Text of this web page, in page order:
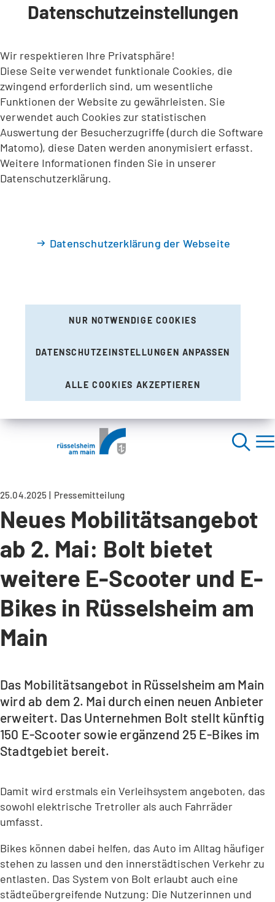
INHALT ANSPRINGEN
Datenschutzeinstellungen
Wir respektieren Ihre Privatsphäre!
Diese Seite verwendet funktionale Cookies, die
zwingend erforderlich sind, um wesentliche
Funktionen der Website zu gewährleisten. Sie
verwendet auch Cookies zur statistischen
Auswertung der Besucherzugriffe (durch die Software
Matomo), diese Daten werden anonymisiert erfasst.
Weitere Informationen finden Sie in unserer
Datenschutzerklärung.
Datenschutzerklärung der Webseite
NUR NOTWENDIGE COOKIES
DATENSCHUTZEINSTELLUNGEN ANPASSEN
ALLE COOKIES AKZEPTIEREN
25.04.2025 Pressemitteilung
Neues Mobilitätsangebot
ab 2. Mai: Bolt bietet
weitere E-Scooter und E-
Bikes in Rüsselsheim am
Main
Das Mobilitätsangebot in Rüsselsheim am Main
wird ab dem 2. Mai durch einen neuen Anbieter
erweitert. Das Unternehmen Bolt stellt künftig
150 E-Scooter sowie ergänzend 25 E-Bikes im
Stadtgebiet bereit.
Damit wird erstmals ein Verleihsystem angeboten, das
sowohl elektrische Tretroller als auch Fahrräder
umfasst.
Bikes können dabei helfen, das Auto im Alltag häufiger
stehen zu lassen und den innerstädtischen Verkehr zu
entlasten. Das System von Bolt erlaubt auch eine
städteübergreifende Nutzung: Die Nutzerinnen und